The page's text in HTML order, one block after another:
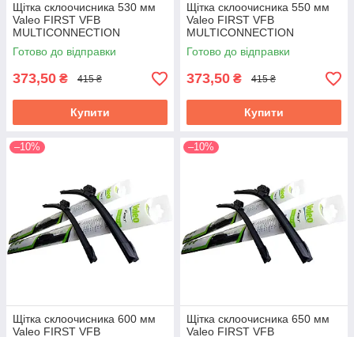
Щітка склоочисника 530 мм
Valeo FIRST VFB
MULTICONNECTION
Готово до відправки
373,50 ₴ 415 ₴
Купити
Щітка склоочисника 550 мм
Valeo FIRST VFB
MULTICONNECTION
Готово до відправки
373,50 ₴ 415 ₴
Купити
–10%
Щітка склоочисника 600 мм
Valeo FIRST VFB
–10%
Щітка склоочисника 650 мм
Valeo FIRST VFB